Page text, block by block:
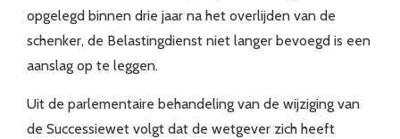
opgelegd binnen drie jaar na het overlijden van de
schenker, de Belastingdienst niet langer bevoegd is een
aanslag op te leggen.
Uit de parlementaire behandeling van de wijziging van
de Successiewet volgt dat de wetgever zich heeft